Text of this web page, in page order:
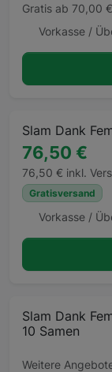
Gratis ab 70,00 €
Slam Dank
76,50 €
76,50 € inkl.
Gratisversand
Slam Dank
10 Samen
Weitere